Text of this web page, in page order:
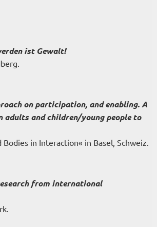
ist Gewalt!
on participation, and enabling. A
adults and children/young people to
in Interaction« in Basel, Schweiz.
from international